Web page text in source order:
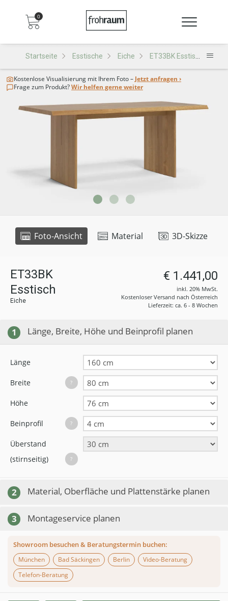
0
Startseite Esstische Eiche ET33BK Esstisch
Foto-Ansicht Material 3D-Skizze
Kostenlose Visualisierung mit Ihrem Foto – Jetzt anfragen ›
Frage zum Produkt?Wir helfen gerne weiter
ET33BK
Esstisch
Eiche
€ 1.441,00
inkl. 20% MwSt.
Kostenloser Versand nach Österreich
Lieferzeit: ca. 6 - 8 Wochen
1 Länge, Breite, Höhe und Beinprofil planen
Länge
Breite ?
Höhe
Beinprofil ?
Überstand
(stirnseitig)
?
2 Material, Oberfläche und Plattenstärke planen
3 Montageservice planen
Showroom besuchen & Beratungstermin buchen:
München
Bad Säckingen Berlin
Video-Beratung
Telefon-Beratung